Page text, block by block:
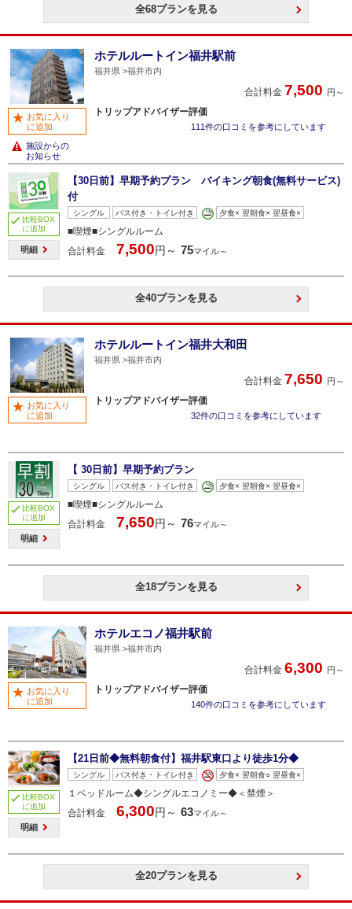
全68プランを見る
ホテルルートイン福井駅前
福井県 福井市内
合計料金 7,500 円～
トリップアドバイザー評価
111件の口コミを参考にしています
お気に入り
に追加
施設からの
お知らせ
比較BOX
に追加
明細
【30日前】早期予約プラン バイキング朝食(無料サービス)
付
シングル バス付き・トイレ付き 夕食× 翌朝食× 翌昼食×
■喫煙■シングルルーム
合計料金
7,500円～ 75マイル～
全40プランを見る
ホテルルートイン福井大和田
福井県 福井市内
合計料金 7,650 円～
トリップアドバイザー評価
32件の口コミを参考にしています
お気に入り
に追加
比較BOX
に追加
明細
【 30日前】早期予約プラン
シングル バス付き・トイレ付き 夕食× 翌朝食× 翌昼食×
■喫煙■シングルルーム
合計料金
7,650円～ 76マイル～
全18プランを見る
ホテルエコノ福井駅前
福井県 福井市内
合計料金 6,300 円～
トリップアドバイザー評価
140件の口コミを参考にしています
お気に入り
に追加
比較BOX
に追加
明細
【21日前◆無料朝食付】福井駅東口より徒歩1分◆
シングル バス付き・トイレ付き 夕食× 翌朝食○ 翌昼食×
１ベッドルーム◆シングルエコノミー◆＜禁煙＞
合計料金
6,300円～ 63マイル～
全20プランを見る